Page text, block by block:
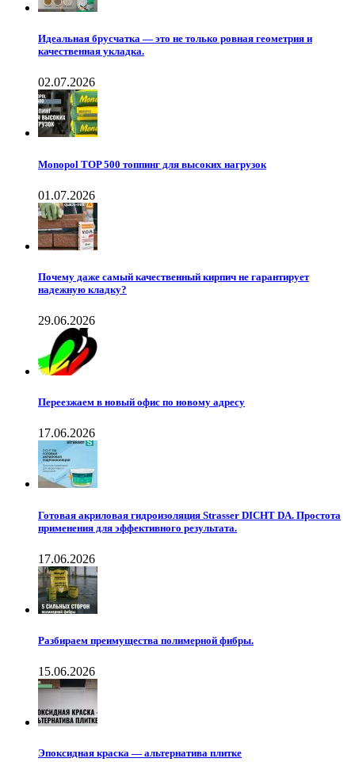
Идеальная брусчатка — это не только ровная геометрия и
качественная укладка.
02.07.2026
Monopol TOP 500 топпинг для высоких нагрузок
01.07.2026
Почему даже самый качественный кирпич не гарантирует
надежную кладку?
29.06.2026
Переезжаем в новый офис по новому адресу
17.06.2026
Готовая акриловая гидроизоляция Strasser DICHT DA. Простота
применения для эффективного результата.
17.06.2026
Разбираем преимущества полимерной фибры.
15.06.2026
Эпоксидная краска — альтернатива плитке